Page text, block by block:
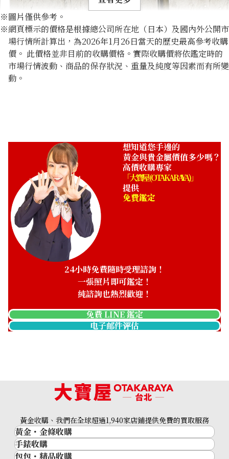
Platinum (Pt1000) Ishifuku Metal Industry Ingot 200g
200g
Platinum (Pt1000) Tanaka Precious Metals ingot 10g x 2
x 1 1g x 1 Total 33g
※圖片僅供參考。
※網頁標示的價格是根據總公司所在地（日本）及國內外公開市
場行情所計算出，為2026年1月26日當天的歷史最高參考收購
價。 此價格並非目前的收購價格。實際收購價將依鑑定時的
市場行情波動、商品的保存狀況、重量及純度等因素而有所變
動。
想知道您手邊的
黃金與貴金屬價值多少嗎？
高價收購專家
「大寶屋 (OTAKARAYA)」
提供
免費鑑定
24小時免費隨時受理諮詢！
一張照片即可鑑定！
純諮詢也熱烈歡迎！
免費 LINE 鑑定
电子邮件评估
黃金收購、我們在全球超過1,940家店鋪提供免費的買取服務
黃金・金條收購
黃金與貴金屬
手錶收購
名牌手錶
包包・精品收購